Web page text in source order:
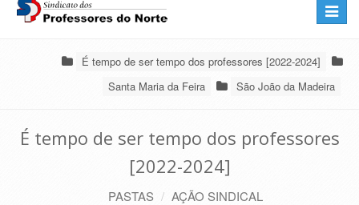
Toggle
É tempo de ser tempo dos professores [2022-2024]
Santa Maria da Feira
São João da Madeira
É tempo de ser tempo dos professores
[2022-2024]
PASTAS
AÇÃO SINDICAL